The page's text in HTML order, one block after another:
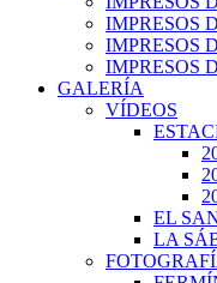
IMPRESOS
IMPRESOS
IMPRESOS
GALERÍA
VÍDEOS
EL
LA